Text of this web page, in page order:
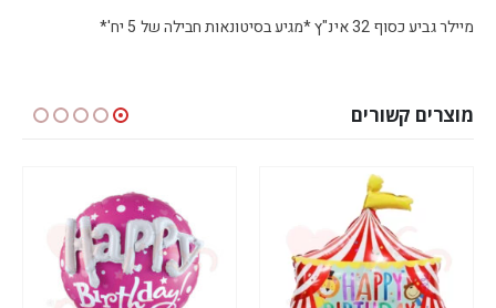
מיילר גביע כסוף 32 אינ"ץ *מגיע בסיטונאות חבילה של 5 יח'*
מוצרים קשורים